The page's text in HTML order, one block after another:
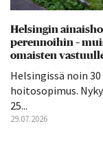
Helsingin
perennoihin –
omaisten
Helsingissä noin
hoitosopimus.
25...
29.07.2026